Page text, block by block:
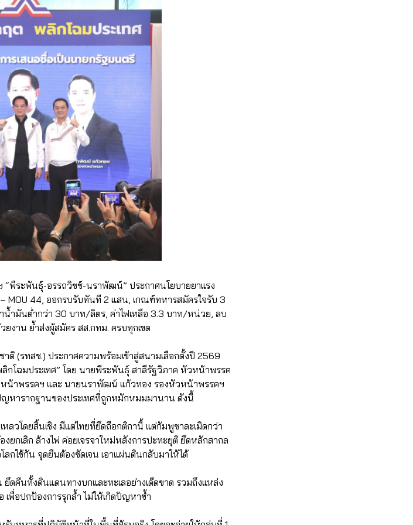
“พีระพันธุ์-อรรถวิชช์-นราพัฒน์” ประกาศนโยบายยาแรง
– MOU 44, ออกรบรับทันที 2 แสน, เกณฑ์ทหารสมัครใจรับ 3
ำมันต่ำกว่า 30 บาท/ลิตร, ค่าไฟเหลือ 3.3 บาท/หน่วย, ลบ
ยงาน ย้ำส่งผู้สมัคร สส.กทม. ครบทุกเขต
ติ (รทสช.) ประกาศความพร้อมเข้าสู่สนามเลือกตั้งปี 2569
กโฉมประเทศ” โดย นายพีระพันธุ์ สาลีรัฐวิภาค หัวหน้าพรรค
น้าพรรคฯ และ นายนราพัฒน์ แก้วทอง รองหัวหน้าพรรคฯ
หารากฐานของประเทศที่ถูกหมักหมมมานาน ดังนี้
หลวโดยสิ้นเชิง มีแต่ไทยที่ยึดถือกติกานี้ แต่กัมพูชาละเมิดกว่า
กเลิก ล้างไพ่ ค่อยเจรจาใหม่หลังการปะทะยุติ ยึดหลักสากล
กใช้กัน จุดยืนต้องชัดเจน เอาแผ่นดินกลับมาให้ได้
ยึดคืนทั้งดินแดนทางบกและทะเลอย่างเด็ดขาด รวมถึงแหล่ง
เพื่อปกป้องการรุกล้ำ ไม่ให้เกิดปัญหาซ้ำ